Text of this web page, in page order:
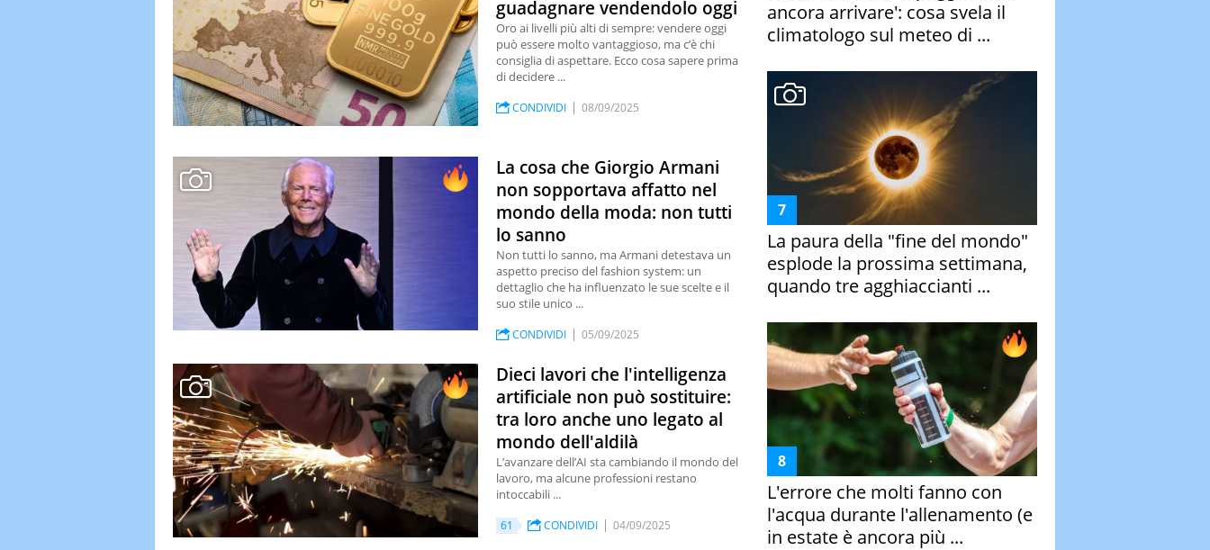
guadagnare vendendolo oggi
Oro ai livelli più alti di sempre: vendere oggi
può essere molto vantaggioso, ma c’è chi
consiglia di aspettare. Ecco cosa sapere prima
di decidere ...
CONDIVIDI 08/09/2025
La cosa che Giorgio Armani
non sopportava affatto nel
mondo della moda: non tutti
lo sanno
Non tutti lo sanno, ma Armani detestava un
aspetto preciso del fashion system: un
dettaglio che ha influenzato le sue scelte e il
suo stile unico ...
CONDIVIDI 05/09/2025
Dieci lavori che l'intelligenza
artificiale non può sostituire:
tra loro anche uno legato al
mondo dell'aldilà
L’avanzare dell’AI sta cambiando il mondo del
lavoro, ma alcune professioni restano
intoccabili ...
61 CONDIVIDI 04/09/2025
ancora arrivare': cosa svela il
climatologo sul meteo di ...
La paura della "fine del mondo"
esplode la prossima settimana,
quando tre agghiaccianti ...
L'errore che molti fanno con
l'acqua durante l'allenamento (e
in estate è ancora più ...